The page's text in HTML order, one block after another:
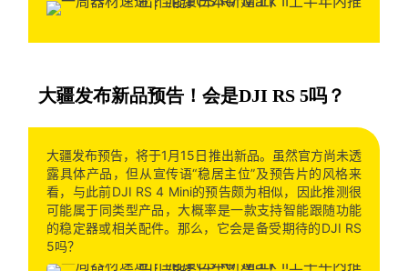
大疆发布新品预告！会是DJI RS 5吗？
大疆发布预告，将于1月15日推出新品。虽然官方尚未透
露具体产品，但从宣传语“稳居主位”及预告片的风格来
看，与此前DJI RS 4 Mini的预告颇为相似，因此推测很
可能属于同类型产品，大概率是一款支持智能跟随功能
的稳定器或相关配件。那么，它会是备受期待的DJI RS
5吗？